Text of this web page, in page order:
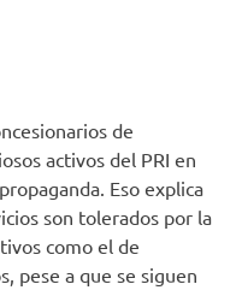
de
activos del PRI en
Eso explica
son tolerados por la
como el de
pese a que se siguen